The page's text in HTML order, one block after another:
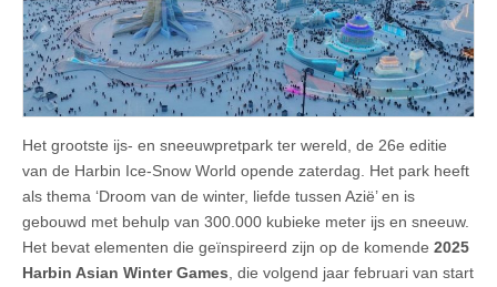
Het grootste ijs- en sneeuwpretpark ter wereld, de 26e editie
van de Harbin Ice-Snow World opende zaterdag. Het park heeft
als thema ‘Droom van de winter, liefde tussen Azië’ en is
gebouwd met behulp van 300.000 kubieke meter ijs en sneeuw.
Het bevat elementen die geïnspireerd zijn op de komende 2025
Harbin Asian Winter Games , die volgend jaar februari van start